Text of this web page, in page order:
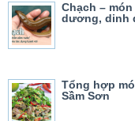
Chạch –
dương, dinh
Tổng hợp
Sầm Sơn